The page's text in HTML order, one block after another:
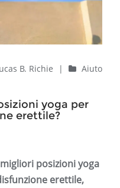
B. Richie |
Aiuto
yoga per
erettile?
posizioni yoga
erettile,